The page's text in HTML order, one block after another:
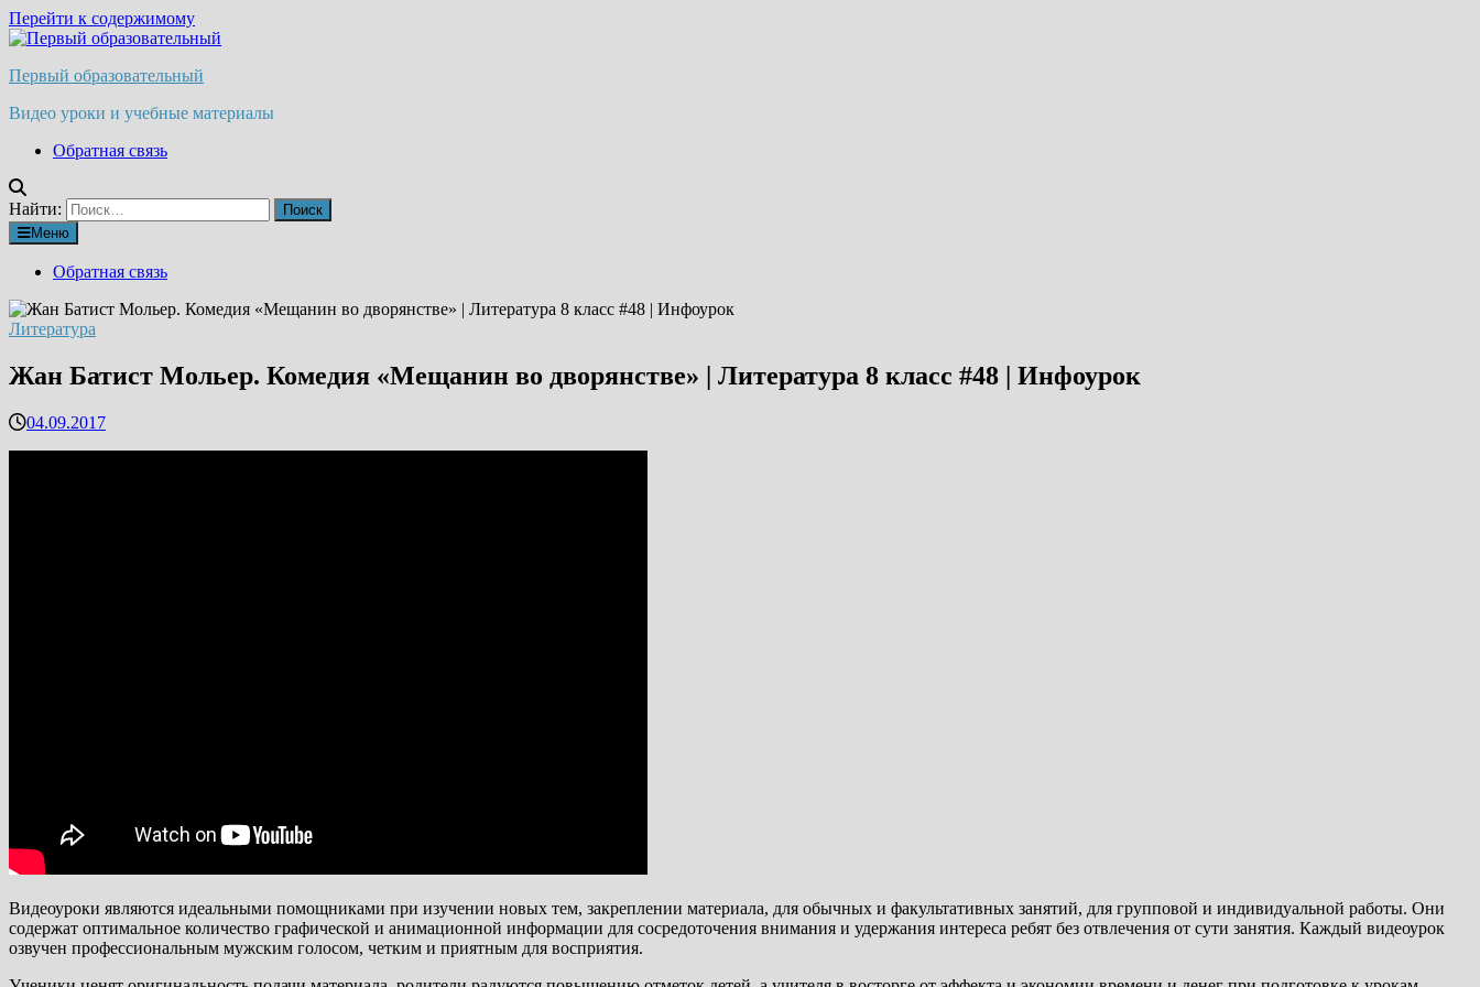
Перейти к содержимому
Первый образовательный
Видео уроки и учебные материалы
Обратная связь
Найти:
Меню
Обратная связь
Литература
Жан Батист Мольер. Комедия «Мещанин во дворянстве» | Литература 8 класс #48 | Инфоурок
04.09.2017
Видеоуроки являются идеальными помощниками при изучении новых тем, закреплении материала, для обычных и факультативных занятий, для групповой и индивидуальной работы. Они
содержат оптимальное количество графической и анимационной информации для сосредоточения внимания и удержания интереса ребят без отвлечения от сути занятия. Каждый видеоурок
озвучен профессиональным мужским голосом, четким и приятным для восприятия.